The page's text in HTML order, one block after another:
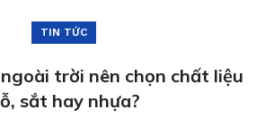
TIN TỨC
trời nên chọn chất liệu
sắt hay nhựa?